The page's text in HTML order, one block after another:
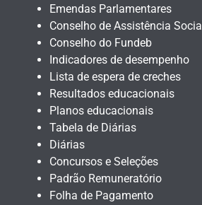
Emendas Parlamentares
Conselho de Assistência Social
Conselho do Fundeb
Indicadores de desempenho
Lista de espera de creches
Resultados educacionais
Planos educacionais
Tabela de Diárias
Diárias
Concursos e Seleções
Padrão Remuneratório
Folha de Pagamento